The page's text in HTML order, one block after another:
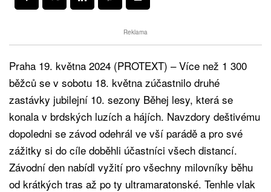
Reklama
Praha 19. května 2024 (PROTEXT) – Více než 1 300
běžců se v sobotu 18. května zúčastnilo druhé
zastávky jubilejní 10. sezony Běhej lesy, která se
konala v brdských luzích a hájích. Navzdory deštivému
dopoledni se závod odehrál ve vší parádě a pro své
zážitky si do cíle doběhli účastníci všech distancí.
Závodní den nabídl vyžití pro všechny milovníky běhu
od krátkých tras až po ty ultramaratonské. Tenhle vlak